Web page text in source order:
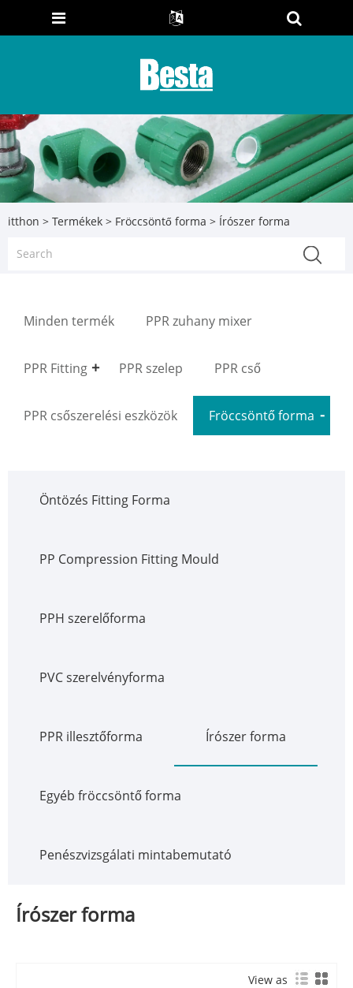
itthon > Termékek > Fröccsöntő forma > Írószer forma
Minden termék PPR zuhany mixer
PPR Fitting PPR szelep PPR cső
PPR csőszerelési eszközök Fröccsöntő forma
Öntözés Fitting Forma
PP Compression Fitting Mould
PPH szerelőforma
PVC szerelvényforma
PPR illesztőforma Írószer forma
Egyéb fröccsöntő forma
Penészvizsgálati mintabemutató
Írószer forma
View as